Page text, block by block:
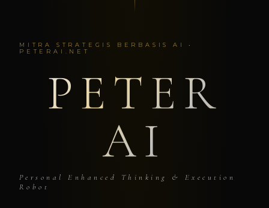
MITRA STRATEGIS BERBASIS AI •
PETERAI.NET
PETER
AI
Personal Enhanced Thinking & Execution
Robot